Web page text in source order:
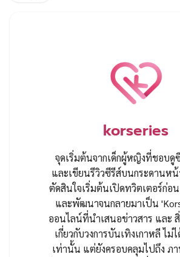
korseries
จุดเริ่มต้นจากเด็กผู้หญิงที่ชอบดู
และเขียนรีวิวซีรีส์บนกระดานหน้
ตัดสินใจเริ่มต้นเปิดทวิตเตอร์ก่อ
และพัฒนาจนกลายมาเป็น
ออนไลน์ที่นำเสนอข่าวสาร และ
เกี่ยวกับวงการบันเทิงเกาหลี ไม่
เท่านั้น แต่ยังครอบคลุมไปถึง ภ